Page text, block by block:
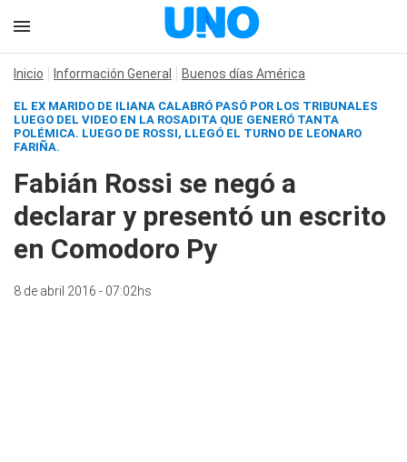
Inicio Información General Buenos días América
EL EX MARIDO DE ILIANA CALABRÓ PASÓ POR LOS TRIBUNALES
LUEGO DEL VIDEO EN LA ROSADITA QUE GENERÓ TANTA
POLÉMICA. LUEGO DE ROSSI, LLEGÓ EL TURNO DE LEONARO
FARIÑA.
Fabián Rossi se negó a
declarar y presentó un escrito
en Comodoro Py
8 de abril 2016 - 07:02hs